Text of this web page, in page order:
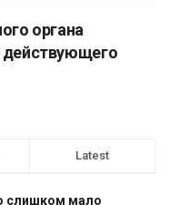
органа
действующего
Latest
слишком мало